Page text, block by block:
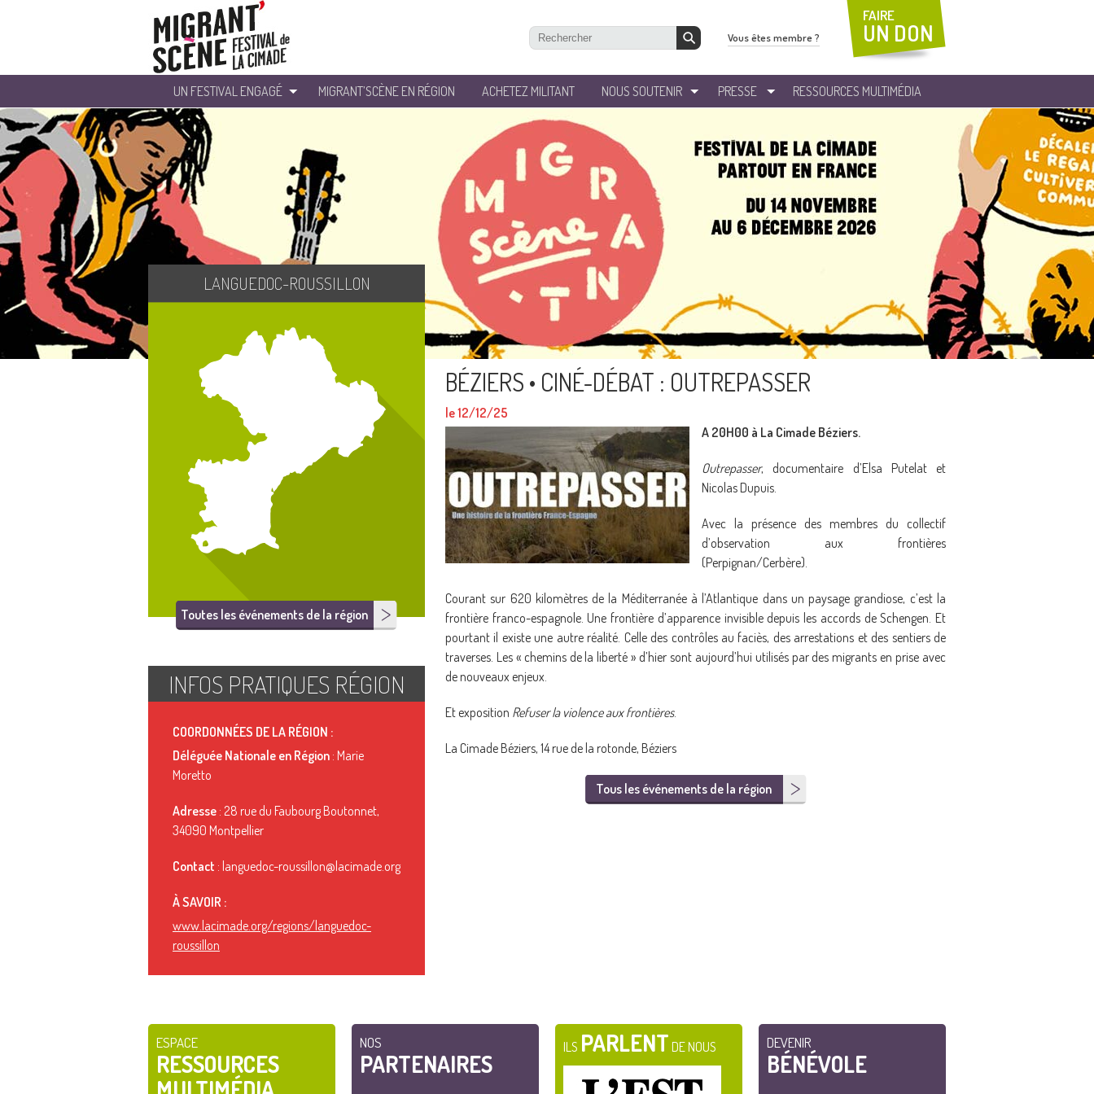
UN FESTIVAL ENGAGÉ MIGRANT’SCÈNE EN RÉGION ACHETEZ MILITANT NOUS SOUTENIR PRESSE RESSOURCES MULTIMÉDIA
Vous êtes membre ?
FAIRE
UN DON
BÉZIERS • CINÉ-DÉBAT : OUTREPASSER
le 12/12/25
A 20H00 à La Cimade Béziers.
Outrepasser, documentaire d’Elsa Putelat et
Nicolas Dupuis.
Avec la présence des membres du collectif
d’observation aux frontières
(Perpignan/Cerbère).
Courant sur 620 kilomètres de la Méditerranée à l’Atlantique dans un paysage grandiose, c’est la
frontière franco-espagnole. Une frontière d’apparence invisible depuis les accords de Schengen. Et
pourtant il existe une autre réalité. Celle des contrôles au faciès, des arrestations et des sentiers de
traverses. Les « chemins de la liberté » d’hier sont aujourd’hui utilisés par des migrants en prise avec
de nouveaux enjeux.
Et exposition Refuser la violence aux frontières.
La Cimade Béziers, 14 rue de la rotonde, Béziers
Tous les événements de la région
LANGUEDOC-ROUSSILLON
Toutes les événements de la région
INFOS PRATIQUES RÉGION
COORDONNÉES DE LA RÉGION :
Déléguée Nationale en Région : Marie
Moretto
Adresse : 28 rue du Faubourg Boutonnet,
34090 Montpellier
Contact : languedoc-roussillon@lacimade.org
À SAVOIR :
www.lacimade.org/regions/languedoc-
roussillon
ESPACE
RESSOURCES
NOS
PARTENAIRES
ILS PARLENT DE NOUS DEVENIR
BÉNÉVOLE